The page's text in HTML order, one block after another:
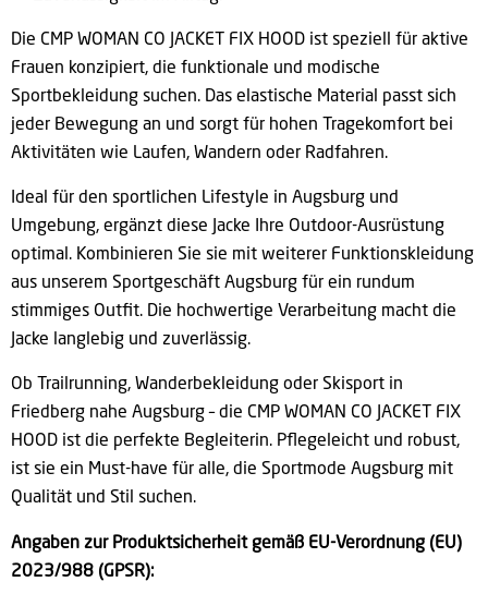
Die CMP WOMAN CO JACKET FIX HOOD ist speziell für aktive
Frauen konzipiert, die funktionale und modische
Sportbekleidung suchen. Das elastische Material passt sich
jeder Bewegung an und sorgt für hohen Tragekomfort bei
Aktivitäten wie Laufen, Wandern oder Radfahren.
Ideal für den sportlichen Lifestyle in Augsburg und
Umgebung, ergänzt diese Jacke Ihre Outdoor-Ausrüstung
optimal. Kombinieren Sie sie mit weiterer Funktionskleidung
aus unserem Sportgeschäft Augsburg für ein rundum
stimmiges Outfit. Die hochwertige Verarbeitung macht die
Jacke langlebig und zuverlässig.
Ob Trailrunning, Wanderbekleidung oder Skisport in
Friedberg nahe Augsburg – die CMP WOMAN CO JACKET FIX
HOOD ist die perfekte Begleiterin. Pflegeleicht und robust,
ist sie ein Must-have für alle, die Sportmode Augsburg mit
Qualität und Stil suchen.
Angaben zur Produktsicherheit gemäß EU-Verordnung (EU)
2023/988 (GPSR):